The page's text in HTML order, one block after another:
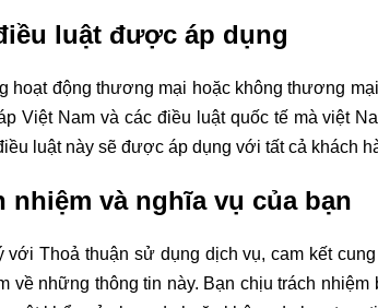
luật được áp dụng
hoạt động thương mại hoặc không thương
Việt Nam và các điều luật quốc tế mà việt
luật này sẽ được áp dụng với tất cả khách
nhiệm và nghĩa vụ của bạn
với Thoả thuận sử dụng dịch vụ, cam kết
về những thông tin này. Bạn chịu trách